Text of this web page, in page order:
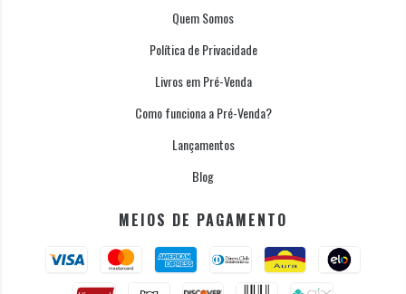
Quem Somos
Política de Privacidade
Livros em Pré-Venda
Como funciona a Pré-Venda?
Lançamentos
Blog
MEIOS DE PAGAMENTO